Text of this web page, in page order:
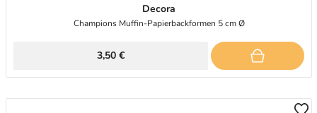
Decora
Champions Muffin-Papierbackformen 5 cm Ø
3,50 €